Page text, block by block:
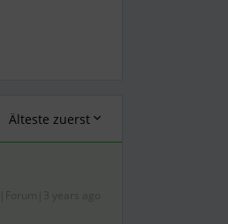
Älteste zuerst